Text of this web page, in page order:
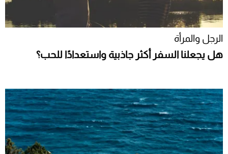
الرجل والمرأة
هل يجعلنا السفر أكثر جاذبية واستعدادًا للحب؟